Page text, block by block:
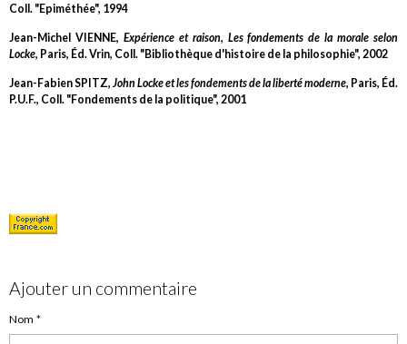
Coll. "Epiméthée", 1994
Jean-Michel VIENNE, Expérience et raison, Les fondements de la morale selon
Locke, Paris, Éd. Vrin, Coll. "Bibliothèque d'histoire de la philosophie", 2002
Jean-Fabien SPITZ,John Locke et les fondements de la liberté moderne, Paris, Éd.
P.U.F., Coll. "Fondements de la politique", 2001
Ajouter un commentaire
Nom